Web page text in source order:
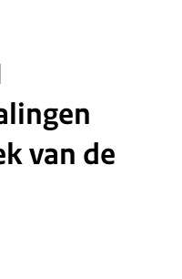
van de